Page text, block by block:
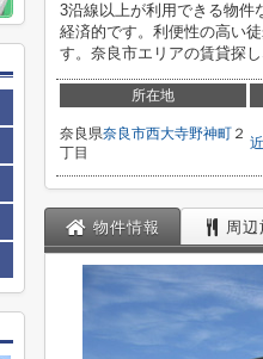
3沿線以上が利用できる物件
経済的です。利便性の高い
す。奈良市エリアの賃貸探
所在地
奈良県奈良市西大寺野神町 ２
丁目
物件情報 周